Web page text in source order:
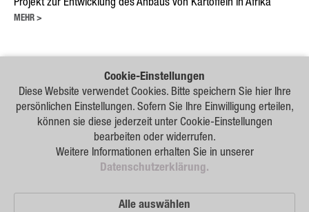
Cookie-Einstellungen
Diese Website verwendet Cookies. Bitte speichern Sie hier Ihre
persönlichen Einstellungen. Sofern Sie Ihre Einwilligung erteilen,
können sie diese jederzeit unter Cookie-Einstellungen
bearbeiten oder widerrufen.
Weitere Informationen erhalten Sie in unserer
Datenschutzerklärung.
Alle auswählen
Projekt zur Entwicklung des Anbaus von Kartoffeln in Afrika
MEHR >
Unsere
Vertriebspartner